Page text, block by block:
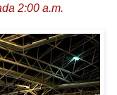
2:00 a.m.